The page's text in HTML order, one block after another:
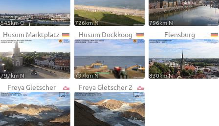
545km O 726km N 796km N
Husum Marktplatz
797km N
Husum Dockkoog
797km N
Flensburg
830km N
Freya Gletscher Freya Gletscher 2